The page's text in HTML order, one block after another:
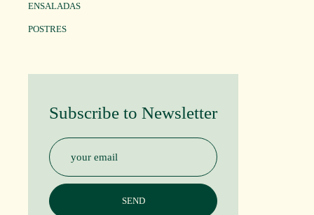
ENSALADAS
POSTRES
Subscribe to Newsletter